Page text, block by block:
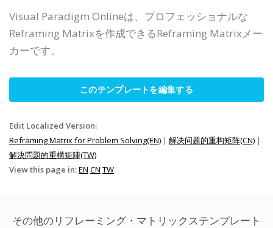
Visual Paradigm Onlineは、プロフェッショナルな
Reframing Matrixを作成できるReframing Matrixメー
カーです。
このテンプレートを編集する
Edit Localized Version:
Reframing Matrix for Problem Solving(EN) | 解决问题的重构矩阵(CN) |
解決問題的重構矩陣(TW)
View this page in:EN CN TW
その他のリフレーミング・マトリックステンプレート